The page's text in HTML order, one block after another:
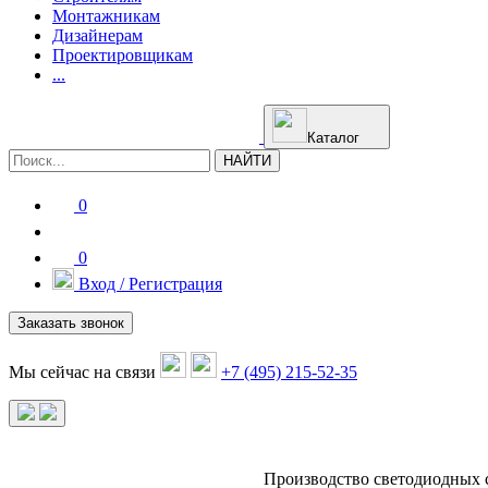
Монтажникам
Дизайнерам
Проектировщикам
...
Каталог
НАЙТИ
0
0
Вход / Регистрация
Заказать звонок
Мы сейчас на связи +7 (495) 215-52-35
Производство светодиодных